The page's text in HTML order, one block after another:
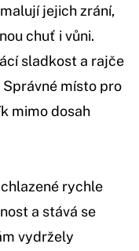
jejich zrání,
chuť i vůni.
sladkost a rajče
místo pro
mimo dosah
rychle
a stává se
vydržely